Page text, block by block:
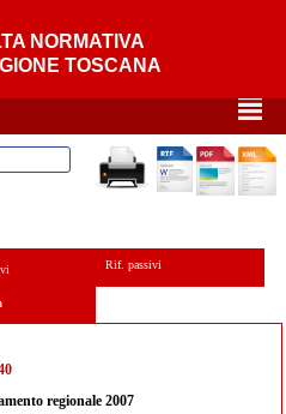
NORMATIVA
TOSCANA
²
Rif. passivi
regionale 2007